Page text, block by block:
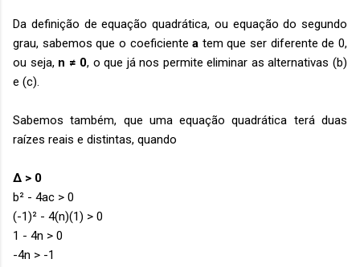
Da definição de equação quadrática, ou equação do segundo
grau, sabemos que o coeficientea tem que ser diferente de 0,
ou seja, n ≠ 0, o que já nos permite eliminar as alternativas (b)
e (c).
Sabemos também, que uma equação quadrática terá duas
raízes reais e distintas, quando
Δ > 0
b² - 4ac > 0
(-1)² - 4(n)(1) > 0
1 - 4n > 0
-4n > -1